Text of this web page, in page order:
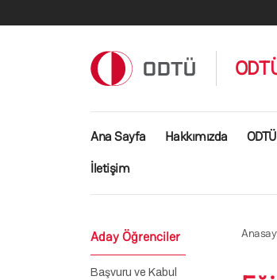
Ana gezinti menüsü
Ana Sayfa Hakkımızda
İletişim
Aday Öğrenciler
Başvuru ve Kabul